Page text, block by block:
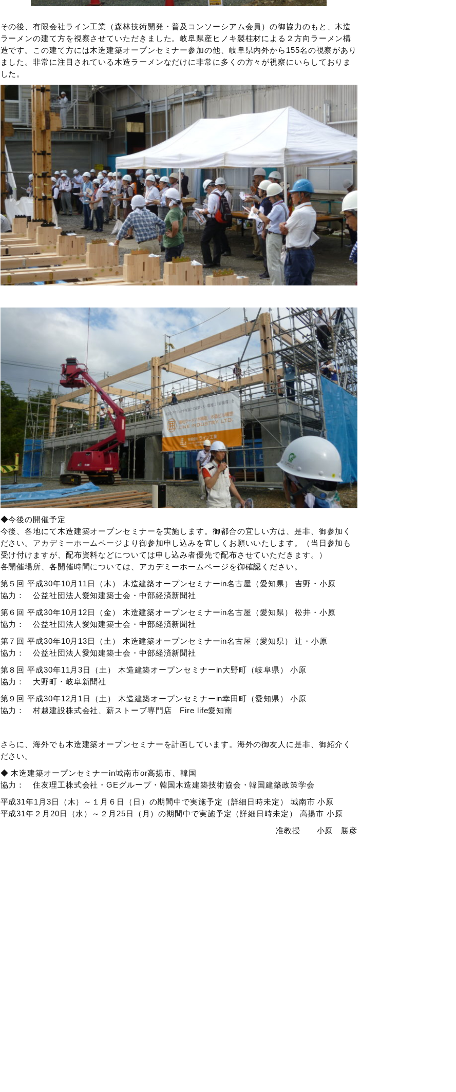
その後、有限会社ライン工業（森林技術開発・普及コンソーシアム会員）の御協力のもと、木造
ラーメンの建て方を視察させていただきました。岐阜県産ヒノキ製柱材による２方向ラーメン構
造です。この建て方には木造建築オープンセミナー参加の他、岐阜県内外から155名の視察があり
ました。非常に注目されている木造ラーメンなだけに非常に多くの方々が視察にいらしておりま
した。
◆今後の開催予定
今後、各地にて木造建築オープンセミナーを実施します。御都合の宜しい方は、是非、御参加く
ださい。アカデミーホームページより御参加申し込みを宜しくお願いいたします。（当日参加も
受け付けますが、配布資料などについては申し込み者優先で配布させていただきます。）
各開催場所、各開催時間については、アカデミーホームページを御確認ください。
第５回 平成30年10月11日（木） 木造建築オープンセミナーin名古屋（愛知県） 吉野・小原
協力： 公益社団法人愛知建築士会・中部経済新聞社
第６回 平成30年10月12日（金） 木造建築オープンセミナーin名古屋（愛知県） 松井・小原
協力： 公益社団法人愛知建築士会・中部経済新聞社
第７回 平成30年10月13日（土） 木造建築オープンセミナーin名古屋（愛知県） 辻・小原
協力： 公益社団法人愛知建築士会・中部経済新聞社
第８回 平成30年11月3日（土） 木造建築オープンセミナーin大野町（岐阜県） 小原
協力： 大野町・岐阜新聞社
第９回 平成30年12月1日（土） 木造建築オープンセミナーin幸田町（愛知県） 小原
協力： 村越建設株式会社、薪ストーブ専門店 Fire life愛知南
さらに、海外でも木造建築オープンセミナーを計画しています。海外の御友人に是非、御紹介く
ださい。
◆ 木造建築オープンセミナーin城南市or高揚市、韓国
協力： 住友理工株式会社・GEグループ・韓国木造建築技術協会・韓国建築政策学会
平成31年1月3日（木）～１月６日（日）の期間中で実施予定（詳細日時未定） 城南市 小原
平成31年２月20日（水）～２月25日（月）の期間中で実施予定（詳細日時未定） 高揚市 小原
准教授 小原 勝彦